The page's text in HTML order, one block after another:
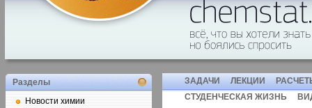
ЗАДАЧИ ЛЕКЦИИ
СТУДЕНЧЕСКАЯ ЖИЗНЬ
Разделы
Новости химии